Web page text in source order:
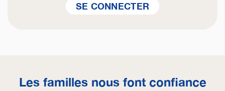
SE CONNECTER
Les familles nous font confiance